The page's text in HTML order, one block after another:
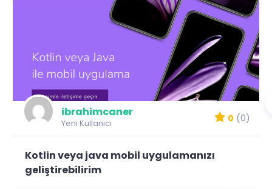
ibrahimcaner
Yeni Kullanıcı 0 (0)
Kotlin veya java mobil uygulamanızı
geliştirebilirim